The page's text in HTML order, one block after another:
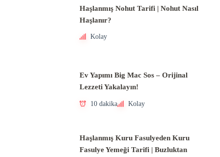
Haşlanmış Nohut Tarifi | Nohut Nasıl
Haşlanır?
Kolay
Ev Yapımı Big Mac Sos – Orijinal
Lezzeti Yakalayın!
10 dakika Kolay
Haşlanmış Kuru Fasulyeden Kuru
Fasulye Yemeği Tarifi | Buzluktan